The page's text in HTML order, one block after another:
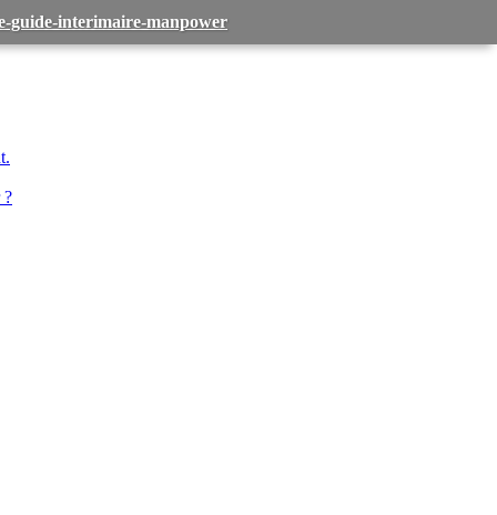
?
guide-interimaire-manpower